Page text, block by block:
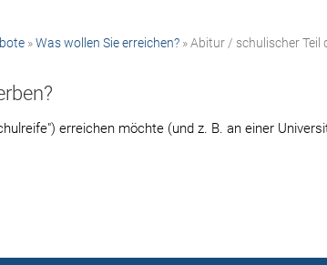
»Was wollen Sie erreichen? » Abitur / schulischer Teil
erreichen möchte (und z. B. an einer